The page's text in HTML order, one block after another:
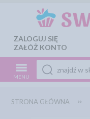
ZALOGUJ SIĘ
ZAŁÓŻ KONTO
MENU
STRONA GŁÓWNA